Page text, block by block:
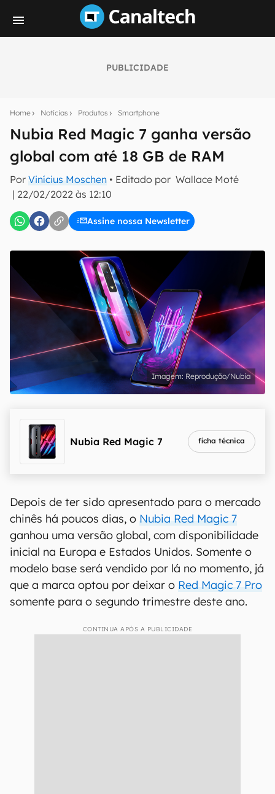
PUBLICIDADE
Home Notícias Produtos Smartphone
Nubia Red Magic 7 ganha versão
global com até 18 GB de RAM
Por Vinícius Moschen • Editado por Wallace Moté
| 22/02/2022 às 12:10
Assine nossa Newsletter
notícias e reviews sobre tecnologia em primeira
mão.
E-mail
Uso e Política de Privacidade do Canaltech.
Reprodução/Nubia
Nubia Red Magic 7 ficha técnica
Depois de ter sido apresentado para o mercado
chinês há poucos dias, o Nubia Red Magic 7
ganhou uma versão global, com disponibilidade
inicial na Europa e Estados Unidos. Somente o
modelo base será vendido por lá no momento, já
que a marca optou por deixar o Red Magic 7 Pro
somente para o segundo trimestre deste ano.
CONTINUA APÓS A PUBLICIDADE